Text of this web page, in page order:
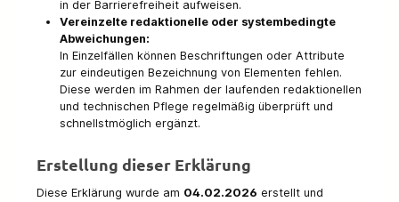
in der Barrierefreiheit aufweisen.
Vereinzelte redaktionelle oder systembedingte
Abweichungen:
In Einzelfällen können Beschriftungen oder Attribute
zur eindeutigen Bezeichnung von Elementen fehlen.
Diese werden im Rahmen der laufenden redaktionellen
und technischen Pflege regelmäßig überprüft und
schnellstmöglich ergänzt.
Erstellung dieser Erklärung
Diese Erklärung wurde am 04.02.2026 erstellt und